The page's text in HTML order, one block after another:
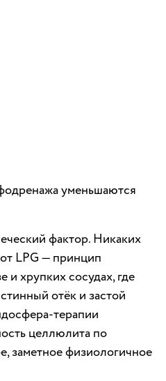
уменьшаются
фактор. Никаких
LPG — принцип
и хрупких сосудах, где
отёк и застой
терапии
целлюлита по
заметное физиологичное